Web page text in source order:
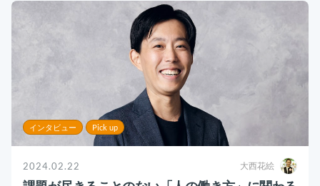
インタビュー Pick up
2024.02.22 大西花絵